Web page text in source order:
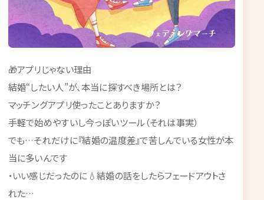
🎁アプリじゃない理由
結婚“したい人”が、本当に探すべき場所とは？
マッチングアプリ使ったことありますか？
手軽で始めやすいし今っぽいツール（それは事実）
でも…それだけに『結婚の温度差』で苦しんでいる女性が本
当に多いんです
・いい感じだったのに💧結婚の話をしたらフェードアウトさ
れた…